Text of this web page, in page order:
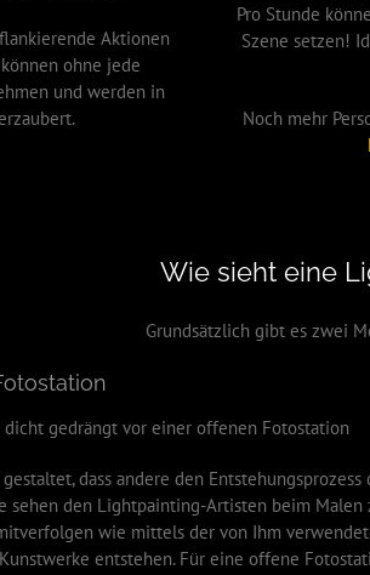
Aktionen
ohne jede
und werden in
Pro Stunde
Szene setzen!
Noch mehr
Wie sieht eine
Grundsätzlich gibt es zwei
dass andere den Entstehungsprozess
sehen den Lightpainting-Artisten beim Malen
wie mittels der von Ihm
entstehen. Für eine offene